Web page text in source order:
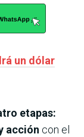
un dólar
etapas:
acción con el